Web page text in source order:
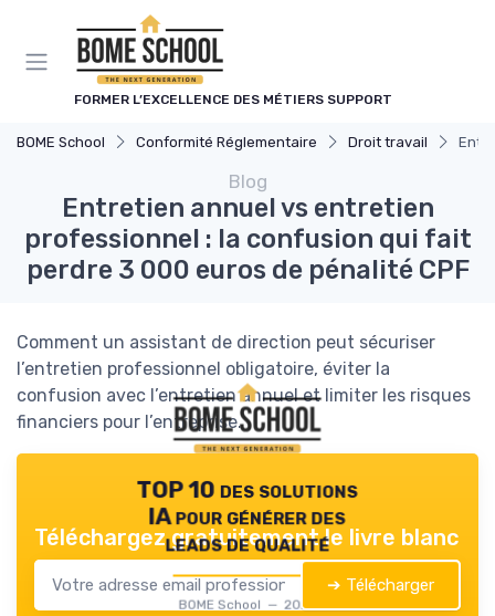
FORMER L’EXCELLENCE DES MÉTIERS SUPPORT
BOME School Conformité Réglementaire Droit travail
Blog
Entretien annuel vs entretien
professionnel : la confusion qui fait
perdre 3 000 euros de pénalité CPF
Comment un assistant de direction peut sécuriser
l’entretien professionnel obligatoire, éviter la
confusion avec l’entretien annuel et limiter les risques
financiers pour l’entreprise.
TOP 10 des solutions
IA pour générer des
leads de qualité
BOME School — 2026
Téléchargez gratuitement le livre blanc
➔ Télécharger
Panneau de gestion des cookies